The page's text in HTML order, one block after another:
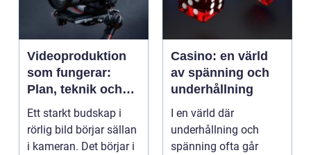
Videoproduktion
som fungerar:
Plan, teknik och
leverans
Ett starkt budskap i
rörlig bild börjar sällan
i kameran. Det börjar i
Casino: en värld
av spänning och
underhållning
I en värld där
underhållning och
spänning ofta går